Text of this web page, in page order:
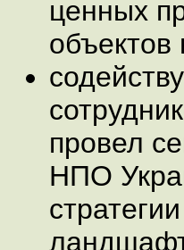
ценных
объектов
провел
HПО